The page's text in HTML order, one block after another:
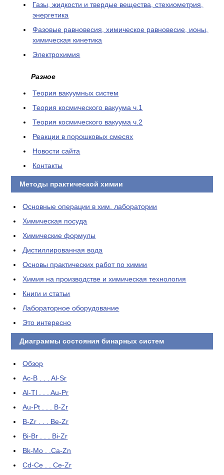
Газы, жидкости и твердые вещества, стехиометрия,
энергетика
Фазовые равновесия, химическое равновесие, ионы,
химическая кинетика
Электрохимия
Разное
Теория вакуумных систем
Теория космического вакуума ч.1
Теория космического вакуума ч.2
Реакции в порошковых смесях
Новости сайта
Контакты
Методы практической химии
Основные операции в хим. лаборатории
Химическая посуда
Химические формулы
Дистиллированная вода
Основы практических работ по химии
Химия на производстве и химическая технология
Книги и статьи
Лабораторное оборудование
Это интересно
Диаграммы состояния бинарных систем
Обзор
Ac-B . . . Al-Sr
Al-Tl . . . Au-Pr
Au-Pt . . . B-Zr
B-Zr . . . Be-Zr
Bi-Br . . . Bi-Zr
Bk-Mo . .Ca-Zn
Cd-Ce . . Ce-Zr